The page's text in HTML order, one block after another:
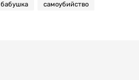
бабушка самоубийство